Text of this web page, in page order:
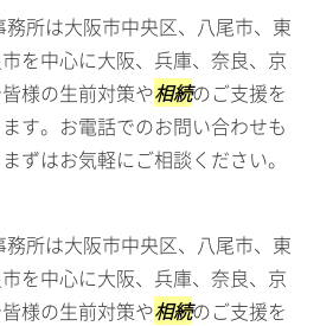
所は大阪市中央区、八尾市、東
を中心に大阪、兵庫、奈良、京
様の生前対策や相続のご支援を
す。お電話でのお問い合わせも
ずはお気軽にご相談ください。
所は大阪市中央区、八尾市、東
を中心に大阪、兵庫、奈良、京
様の生前対策や相続のご支援を